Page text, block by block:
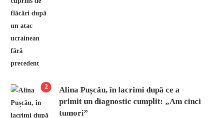
2
Alina Pușcău, în lacrimi după ce a
primit un diagnostic cumplit: „Am cinci
tumori”